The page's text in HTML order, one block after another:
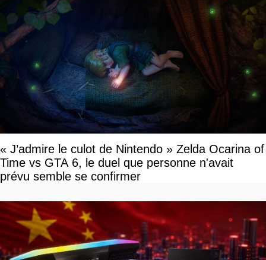
« J’admire le culot de Nintendo » Zelda Ocarina of
Time vs GTA 6, le duel que personne n'avait
prévu semble se confirmer